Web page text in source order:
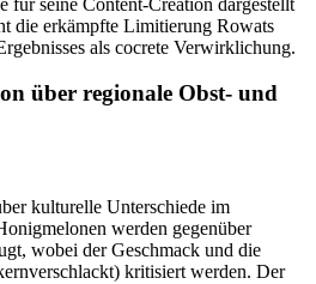
die erkämpfte Limitierung Rowats
als cocrete Verwirklichung.
über regionale Obst- und
kulturelle Unterschiede im
werden gegenüber
wobei der Geschmack und die
kritisiert werden. Der